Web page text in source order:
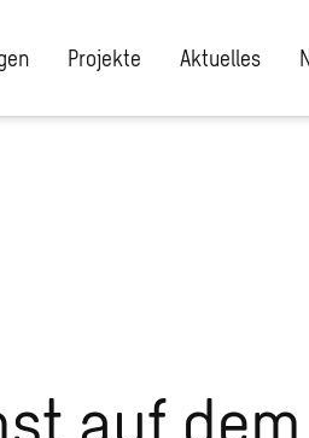
Projekte Aktuelles
auf dem